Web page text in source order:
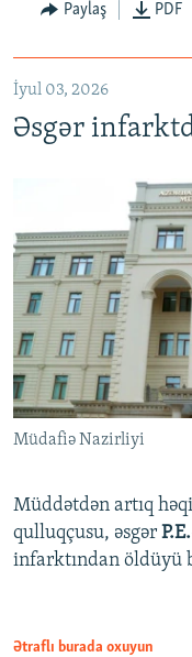
Auto
Paylaş PDF
İyul 03, 2026
Əsgər
Müdafiə Nazirliyi
Müddətdən artıq
qulluqçusu, əsgər P.E.
infarktından
Ətraflı burada oxuyun